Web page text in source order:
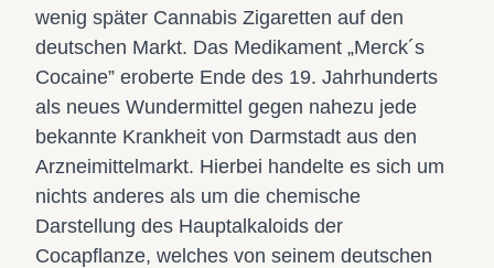
wenig später Cannabis Zigaretten auf den
deutschen Markt. Das Medikament „Merck´s
Cocaine” eroberte Ende des 19. Jahrhunderts
als neues Wundermittel gegen nahezu jede
bekannte Krankheit von Darmstadt aus den
Arzneimittelmarkt. Hierbei handelte es sich um
nichts anderes als um die chemische
Darstellung des Hauptalkaloids der
Cocapflanze, welches von seinem deutschen